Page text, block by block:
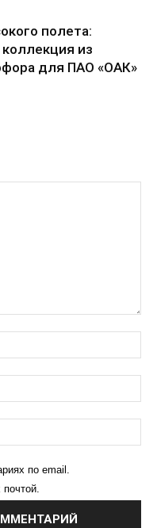
полета:
из
для ПАО «ОАК»
по email.